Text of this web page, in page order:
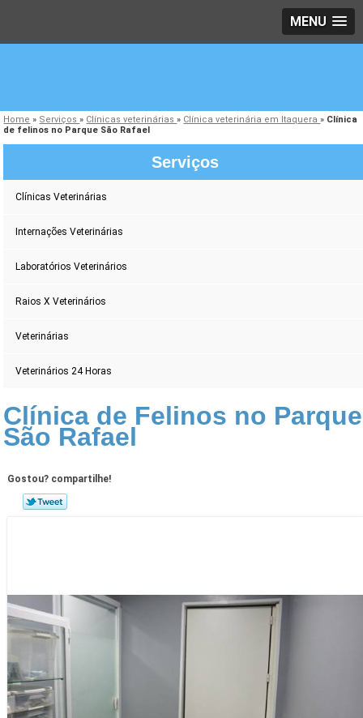
MENU
Home » Serviços» Clínicas veterinárias» Clínica veterinária em Itaquera» Clínica
de felinos no Parque São Rafael
Serviços
Clínicas Veterinárias
Internações Veterinárias
Laboratórios Veterinários
Raios X Veterinários
Veterinárias
Veterinários 24 Horas
Clínica de Felinos no Parque
São Rafael
Gostou? compartilhe!